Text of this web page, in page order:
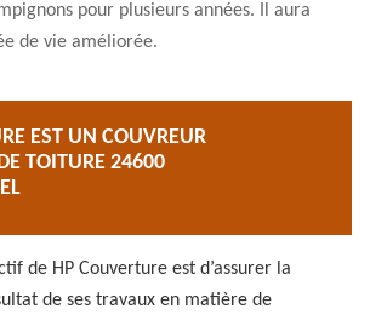
pour plusieurs années. Il aura
de vie améliorée.
EST UN COUVREUR
TOITURE 24600
de HP Couverture est d’assurer la
de ses travaux en matière de